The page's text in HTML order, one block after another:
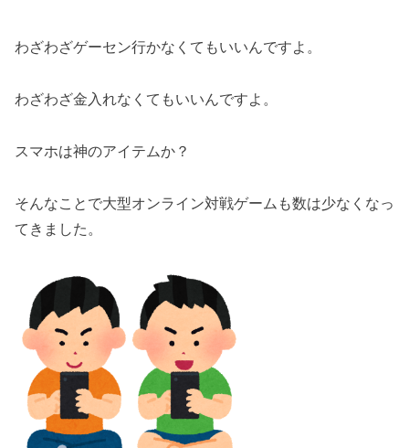
わざわざゲーセン行かなくてもいいんですよ。
わざわざ金入れなくてもいいんですよ。
スマホは神のアイテムか？
そんなことで大型オンライン対戦ゲームも数は少なくなっ
てきました。